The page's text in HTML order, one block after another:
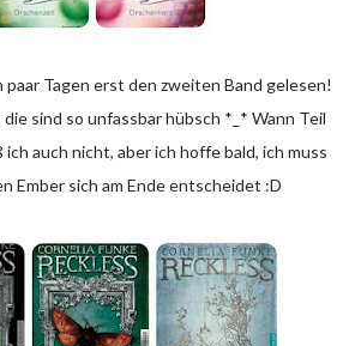
sind so unfassbar hübsch *_* Wann Teil
auch nicht, aber ich hoffe bald, ich muss
Ember sich am Ende entscheidet :D